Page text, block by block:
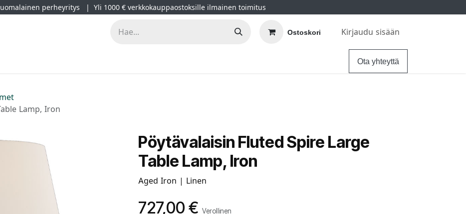
perheyritys | Yli 1000 € verkkokauppaostoksille ilmainen toimitus
Ostoskori Kirjaudu sisään
Ota yhteyttä
Lamp, Iron
Pöytävalaisin Fluted Spire Large
Table Lamp, Iron
Aged Iron | Linen
727,00 € Verollinen